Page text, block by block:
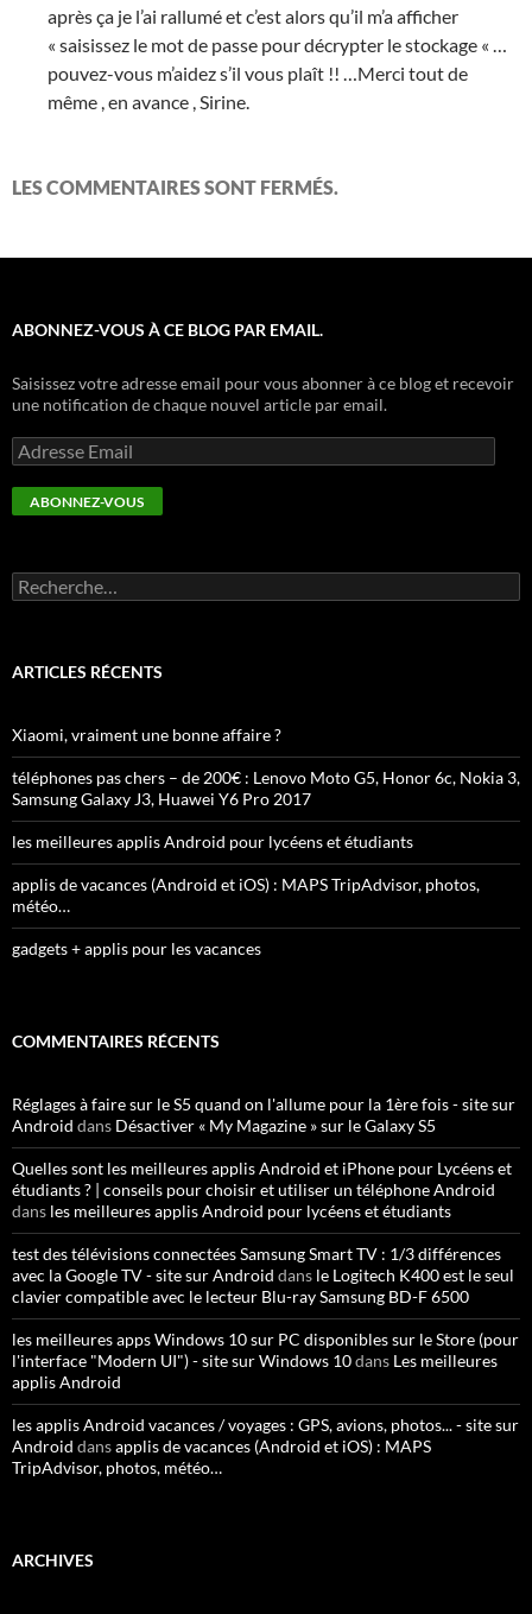
après ça je l’ai rallumé et c’est alors qu’il m’a afficher
« saisissez le mot de passe pour décrypter le stockage « …
pouvez-vous m’aidez s’il vous plaît !! …Merci tout de
même , en avance , Sirine.
LES COMMENTAIRES SONT FERMÉS.
ABONNEZ-VOUS À CE BLOG PAR EMAIL.
Saisissez votre adresse email pour vous abonner à ce blog et recevoir
une notification de chaque nouvel article par email.
Adresse
Email
ABONNEZ-VOUS
Rechercher :
ARTICLES RÉCENTS
Xiaomi, vraiment une bonne affaire ?
téléphones pas chers – de 200€ : Lenovo Moto G5, Honor 6c, Nokia 3,
Samsung Galaxy J3, Huawei Y6 Pro 2017
les meilleures applis Android pour lycéens et étudiants
applis de vacances (Android et iOS) : MAPS TripAdvisor, photos,
météo…
gadgets + applis pour les vacances
COMMENTAIRES RÉCENTS
Réglages à faire sur le S5 quand on l'allume pour la 1ère fois - site sur
Android dans Désactiver « My Magazine » sur le Galaxy S5
Quelles sont les meilleures applis Android et iPhone pour Lycéens et
étudiants ? | conseils pour choisir et utiliser un téléphone Android
dans les meilleures applis Android pour lycéens et étudiants
test des télévisions connectées Samsung Smart TV : 1/3 différences
avec la Google TV - site sur Android dans le Logitech K400 est le seul
clavier compatible avec le lecteur Blu-ray Samsung BD-F 6500
les meilleures apps Windows 10 sur PC disponibles sur le Store (pour
l'interface "Modern UI") - site sur Windows 10dans Les meilleures
applis Android
les applis Android vacances / voyages : GPS, avions, photos... - site sur
Android dansapplis de vacances (Android et iOS) : MAPS
TripAdvisor, photos, météo…
ARCHIVES